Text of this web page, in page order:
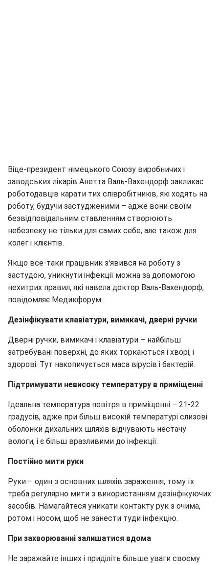
Віце-президент німецького Союзу виробничих і
заводських лікарів Анетта Валь-Вахендорф закликає
роботодавців карати тих співробітників, які ходять на
роботу, будучи застудженими – адже вони своїм
безвідповідальним ставленням створюють
небезпеку не тільки для самих себе, але також для
колег і клієнтів.
Якщо все-таки працівник з'явився на роботу з
застудою, уникнути інфекції можна за допомогою
нехитрих правил, які навела доктор Валь-Вахендорф,
повідомляє Медикфорум.
Дезінфікувати клавіатури, вимикачі, дверні ручки
Дверні ручки, вимикачі і клавіатури – найбільш
затребувані поверхні, до яких торкаються і хворі, і
здорові. Тут накопичується маса вірусів і бактерій.
Підтримувати невисоку температуру в приміщенні
Ідеальна температура повітря в приміщенні – 21-22
градусів, адже при більш високій температурі слизові
оболонки дихальних шляхів відчувають нестачу
вологи, і є більш вразливими до інфекції.
Постійно мити руки
Руки – один з основних шляхів зараження, тому їх
треба регулярно мити з використанням дезінфікуючих
засобів. Намагайтеся уникати контакту рук з очима,
ротом і носом, щоб не занести туди інфекцію.
При захворюванні залишатися вдома
Не заражайте інших і приділіть більше уваги своєму